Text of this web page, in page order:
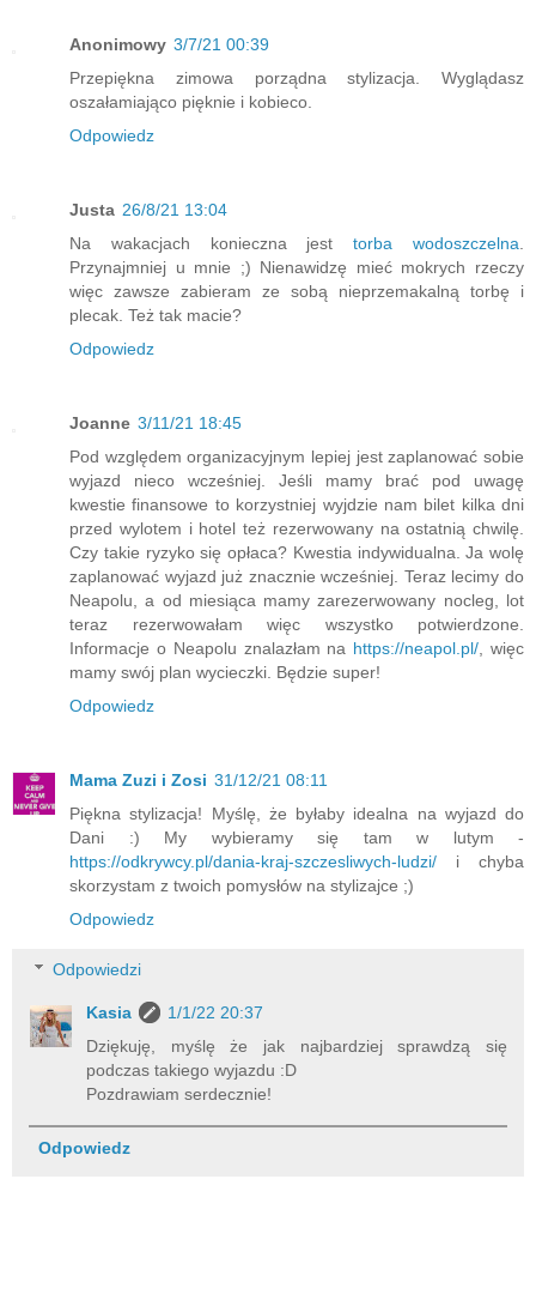
Anonimowy 3/7/21 00:39
Przepiękna zimowa porządna stylizacja. Wyglądasz
oszałamiająco pięknie i kobieco.
Odpowiedz
Justa 26/8/21 13:04
Na wakacjach konieczna jesttorba wodoszczelna.
Przynajmniej u mnie ;) Nienawidzę mieć mokrych rzeczy
więc zawsze zabieram ze sobą nieprzemakalną torbę i
plecak. Też tak macie?
Odpowiedz
Joanne 3/11/21 18:45
Pod względem organizacyjnym lepiej jest zaplanować sobie
wyjazd nieco wcześniej. Jeśli mamy brać pod uwagę
kwestie finansowe to korzystniej wyjdzie nam bilet kilka dni
przed wylotem i hotel też rezerwowany na ostatnią chwilę.
Czy takie ryzyko się opłaca? Kwestia indywidualna. Ja wolę
zaplanować wyjazd już znacznie wcześniej. Teraz lecimy do
Neapolu, a od miesiąca mamy zarezerwowany nocleg, lot
teraz rezerwowałam więc wszystko potwierdzone.
Informacje o Neapolu znalazłam na https://neapol.pl/, więc
mamy swój plan wycieczki. Będzie super!
Odpowiedz
Mama Zuzi i Zosi 31/12/21 08:11
Piękna stylizacja! Myślę, że byłaby idealna na wyjazd do
Dani :) My wybieramy się tam w lutym -
https://odkrywcy.pl/dania-kraj-szczesliwych-ludzi/ i chyba
skorzystam z twoich pomysłów na stylizajce ;)
Odpowiedz
Odpowiedzi
Kasia
1/1/22 20:37
Dziękuję, myślę że jak najbardziej sprawdzą się
podczas takiego wyjazdu :D
Pozdrawiam serdecznie!
Odpowiedz